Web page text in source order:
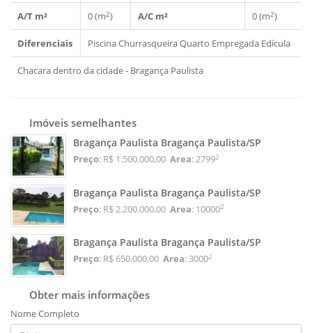
A/T m² 0 (m2) A/C m² 0 (m2)
Diferenciais PiscinaChurrasqueiraQuarto Empregada Edícula
Chacara dentro da cidade - Bragança Paulista
Imóveis semelhantes
Bragança Paulista Bragança Paulista/SP
Preço: R$ 1.500.000,00 Area: 27992
Bragança Paulista Bragança Paulista/SP
Preço: R$ 2.200.000,00 Area: 100002
Bragança Paulista Bragança Paulista/SP
Preço: R$ 650.000,00 Area: 30002
Obter mais informações
Nome Completo